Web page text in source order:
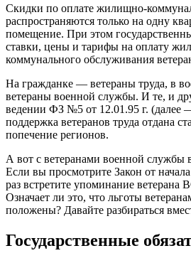
Скидки по оплате жилищно-
распространяются только на одну
помещение. При этом
ставки, цены и тарифы на оплату
коммунального обслуживания
На гражданке — ветераны труда, в
ветераны военной службы. И те, и
ведении ФЗ №5 от 12.01.95 г. (далее
поддержка ветеранов труда отдана
попечение регионов.
А вот с ветеранами военной службы
Если вы просмотрите Закон от
раз встретите упоминание ветерана
Означает ли это, что льготы
положены? Давайте разбираться
Государственные